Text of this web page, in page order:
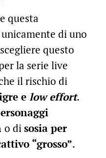
questa
di uno
questo
la serie live
il rischio di
e low effort.
o di sosia per
“grosso”.